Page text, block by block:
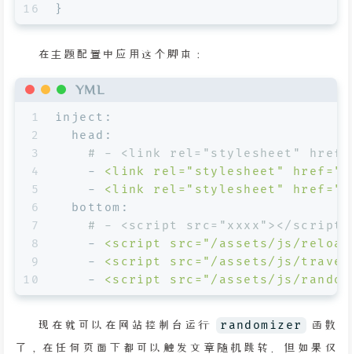
16
}
在主题配置中应用这个脚本：
YML
1
2
3
4
5
6
7
8
9
10
inject:
head:
# - <link rel="stylesheet"
-
<link rel="stylesheet"
-
<link rel="stylesheet"
href="/
bottom:
# - <script src="xxxx"></script>
-
<script
src="/assets/js/
-
<script
src="/assets/js/
-
<script src="/assets/js/
现在就可以在网站控制台运行 randomizer
函数
了，在任何页面下都可以触发文章随机跳转。但如果仅